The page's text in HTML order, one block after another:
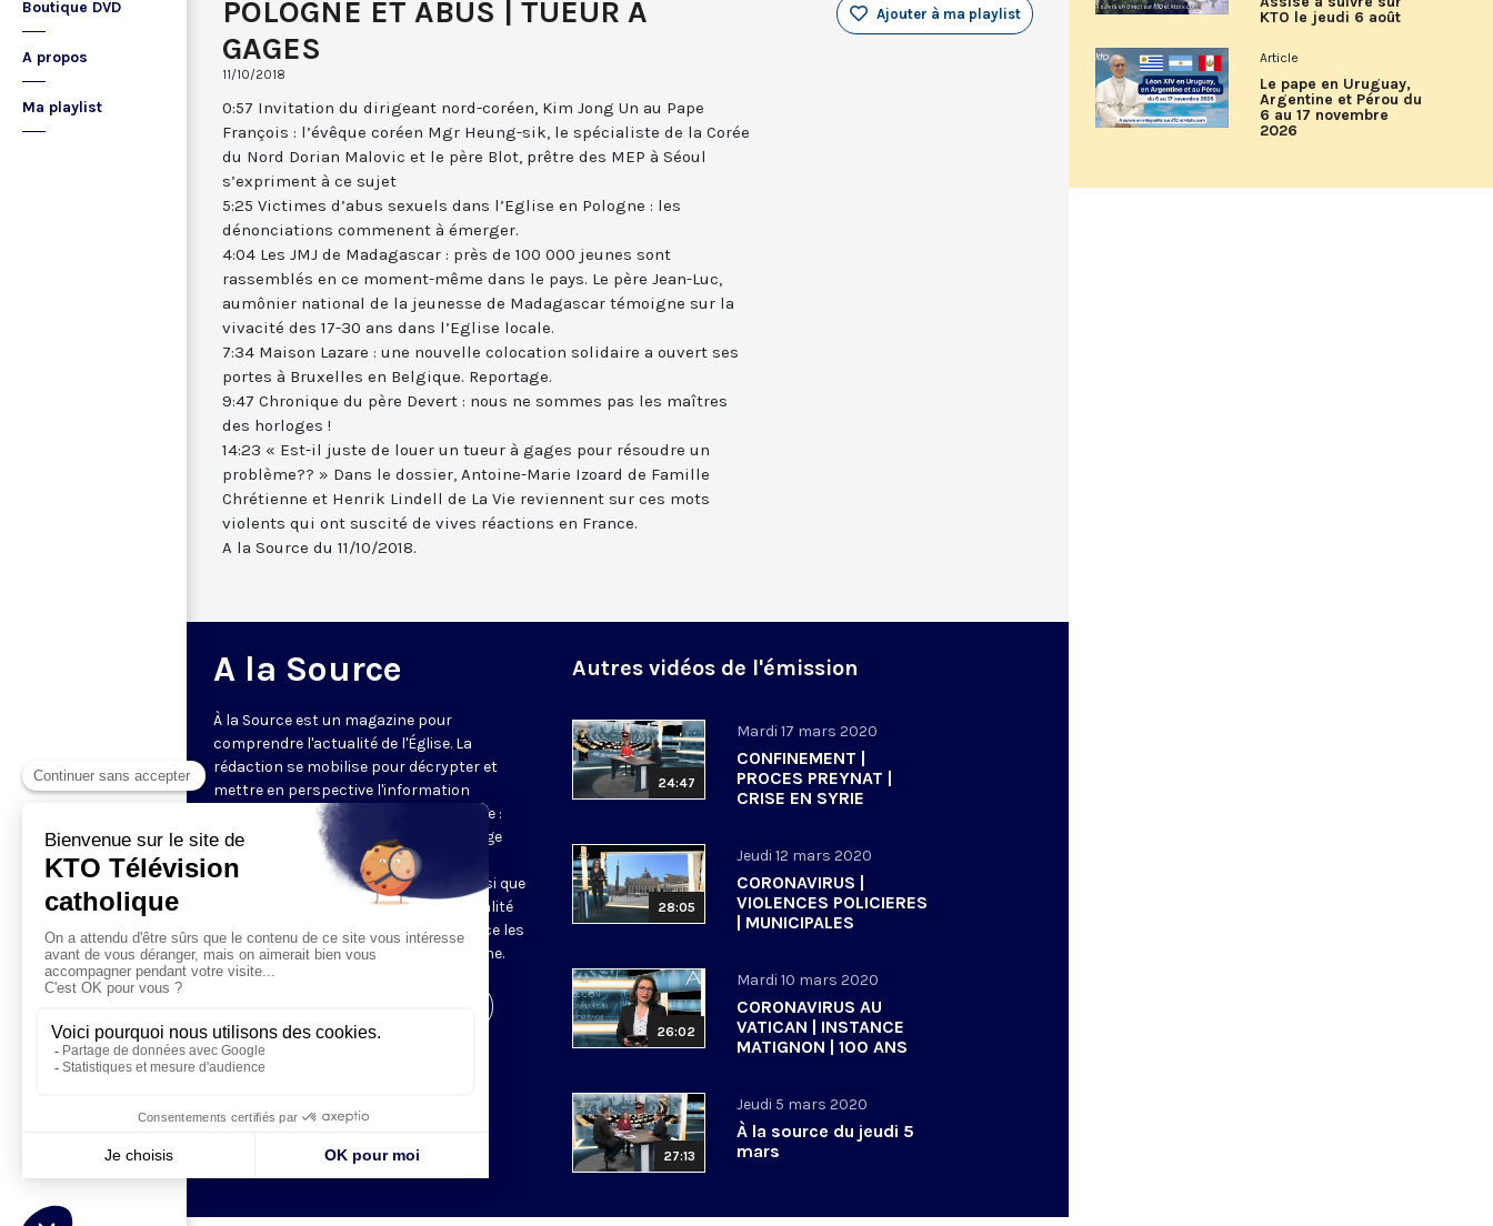
Boutique DVD
A propos
Ma playlist
POLOGNE ET ABUS | TUEUR A
GAGES
11/10/2018
Ajouter à ma playlist
0:57 Invitation du dirigeant nord-coréen, Kim Jong Un au Pape
François : l’évêque coréen Mgr Heung-sik, le spécialiste de la Corée
du Nord Dorian Malovic et le père Blot, prêtre des MEP à Séoul
s’expriment à ce sujet
5:25 Victimes d’abus sexuels dans l’Eglise en Pologne : les
dénonciations commenent à émerger.
4:04 Les JMJ de Madagascar : près de 100 000 jeunes sont
rassemblés en ce moment-même dans le pays. Le père Jean-Luc,
aumônier national de la jeunesse de Madagascar témoigne sur la
vivacité des 17-30 ans dans l’Eglise locale.
7:34 Maison Lazare : une nouvelle colocation solidaire a ouvert ses
portes à Bruxelles en Belgique. Reportage.
9:47 Chronique du père Devert : nous ne sommes pas les maîtres
des horloges !
14:23 « Est-il juste de louer un tueur à gages pour résoudre un
problème?? » Dans le dossier, Antoine-Marie Izoard de Famille
Chrétienne et Henrik Lindell de La Vie reviennent sur ces mots
violents qui ont suscité de vives réactions en France.
A la Source du 11/10/2018.
A la Source
À la Source est un magazine pour
comprendre l'actualité de l'Église. La
rédaction se mobilise pour décrypter et
mettre en perspective l'information
religieuse de la semaine. Au programme :
reportages, revue de presse, décryptage
d'experts, analyses des directeurs de
rédaction de la presse chrétienne, ainsi que
tour à tour, le regard décalé sur l'actualité
des chroniqueurs. Retrouvez À la Source les
mardi et jeudi à 21h45 sur notre antenne.
Autres vidéos de l'émission
24:47
Mardi 17 mars 2020
CONFINEMENT |
PROCES PREYNAT |
CRISE EN SYRIE
28:05
Jeudi 12 mars 2020
CORONAVIRUS |
VIOLENCES POLICIERES
| MUNICIPALES
26:02
Mardi 10 mars 2020
CORONAVIRUS AU
VATICAN | INSTANCE
MATIGNON | 100 ANS
27:13
Jeudi 5 mars 2020
À la source du jeudi 5
mars
KTO le jeudi 6 août
Article
Le pape en Uruguay,
Argentine et Pérou du
6 au 17 novembre
2026